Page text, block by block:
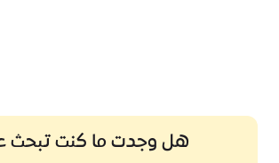
هل وجدت ما كنت تبحث